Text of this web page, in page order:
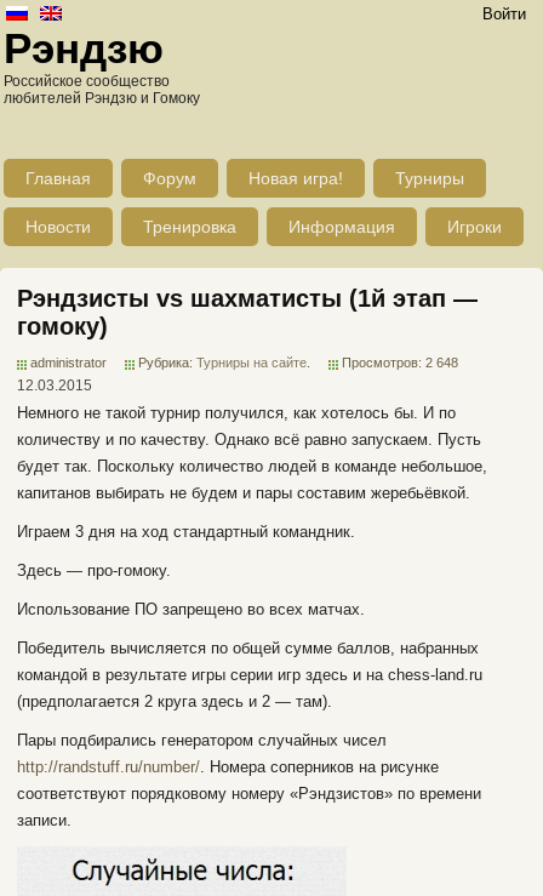
Войти
Рэндзю
Российское сообщество
любителей Рэндзю и Гомоку
Главная Форум Новая игра! Турниры
Новости Тренировка Информация Игроки
Рэндзисты vs шахматисты (1й этап —
гомоку)
administrator Рубрика: Турниры на сайте Просмотров: 2 648
12.03.2015
Немного не такой турнир получился, как хотелось бы. И по
количеству и по качеству. Однако всё равно запускаем. Пусть
будет так. Поскольку количество людей в команде небольшое,
капитанов выбирать не будем и пары составим жеребьёвкой.
Играем 3 дня на ход стандартный командник.
Здесь — про-гомоку.
Использование ПО запрещено во всех матчах.
Победитель вычисляется по общей сумме баллов, набранных
командой в результате игры серии игр здесь и на chess-land.ru
(предполагается 2 круга здесь и 2 — там).
Пары подбирались генератором случайных чисел
http://randstuff.ru/number/. Номера соперников на рисунке
соответствуют порядковому номеру «Рэндзистов» по времени
записи.